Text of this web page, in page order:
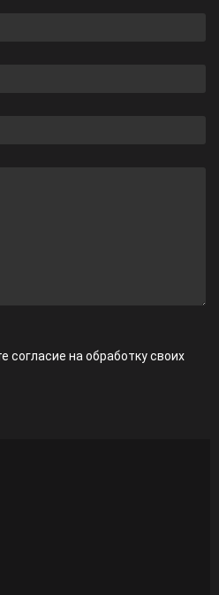
согласие на обработку своих